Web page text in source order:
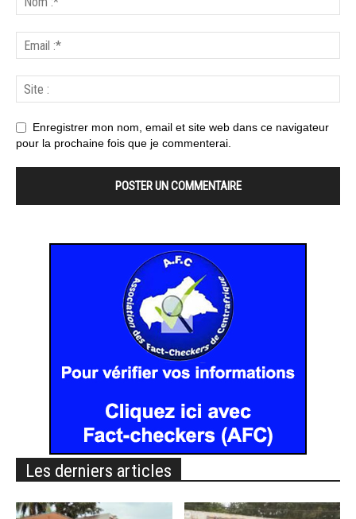
Enregistrer mon nom, email et site web dans ce navigateur
pour la prochaine fois que je commenterai.
Les derniers articles